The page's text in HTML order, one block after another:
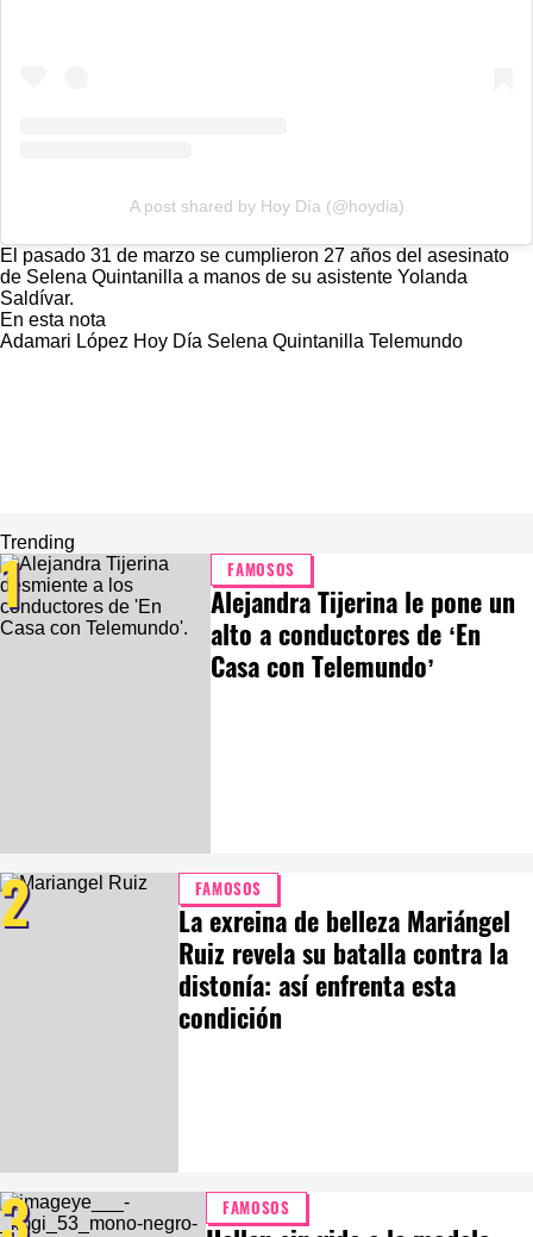
A post shared by Hoy Día (@hoydia)
El pasado 31 de marzo se cumplieron 27 años del asesinato
de Selena Quintanilla a manos de su asistente Yolanda
Saldívar.
En esta nota
Adamari López Hoy Día Selena Quintanilla Telemundo
Trending
1 FAMOSOS
Alejandra Tijerina le pone un
alto a conductores de ‘En
Casa con Telemundo’
2 FAMOSOS
La exreina de belleza Mariángel
Ruiz revela su batalla contra la
distonía: así enfrenta esta
condición
FAMOSOS